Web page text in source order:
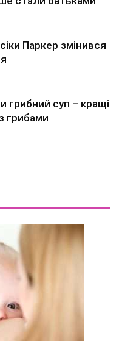
Паркер змінився
грибний суп – кращі
грибами